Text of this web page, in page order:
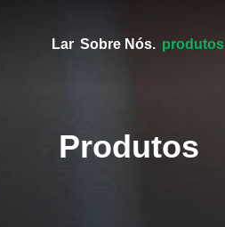
Lar Sobre Nós. produtos
Produtos